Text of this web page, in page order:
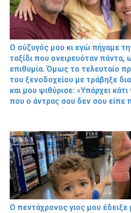
Ο σύζυγός μου κι εγώ πήγαμε
ταξίδι που ονειρευόταν πάντα,
επιθυμία. Όμως το τελευταίο
του ξενοδοχείου με τράβηξε
και μου ψιθύρισε: «Υπάρχει κάτι
που ο άντρας σου δεν σου είπε
Ο πεντάχρονος γιος μου έδειξε